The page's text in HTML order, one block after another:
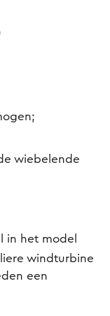
wiebelende
in het model
windturbine
een